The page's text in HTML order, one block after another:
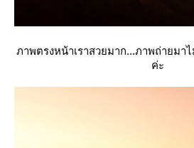
ภาพตรงหน้าเราสวยมาก...ภาพถ่ายมา
ค่ะ